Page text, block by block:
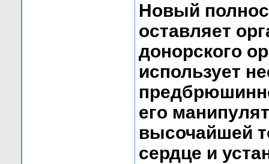
Новый
оставляет
донорского
использует
его
высочайшей
сердце и